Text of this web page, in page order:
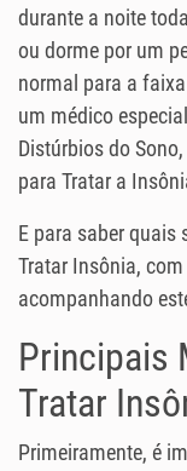
durante a noite
ou dorme por um
normal para a
um médico
Distúrbios do
para Tratar a
E para saber
Tratar Insônia,
acompanhando
Principais
Tratar
Primeiramente, é